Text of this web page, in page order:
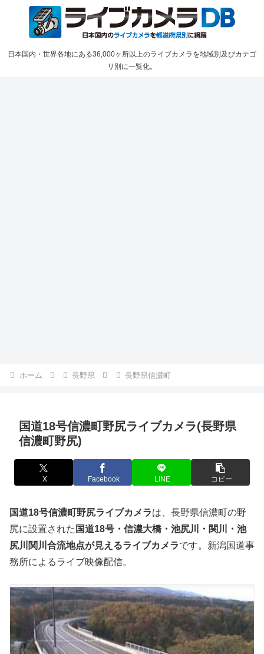
日本国内・世界各地にある36,000ヶ所以上のライブカメラを地域別及びカテゴ
リ別に一覧化。
ホーム 長野県 長野県信濃町
国道18号信濃町野尻ライブカメラ(長野県
信濃町野尻)
X Facebook LINE コピー
国道18号信濃町野尻ライブカメラは、長野県信濃町の野
尻に設置された 国道18号・信濃大橋・池尻川・関川・池
尻川関川合流地点が見えるライブカメラです。新潟国道事
務所によるライブ映像配信。